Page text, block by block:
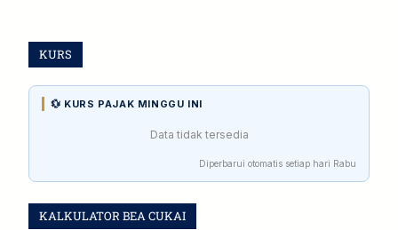
KURS
💱 KURS PAJAK MINGGU INI
Data tidak tersedia
Diperbarui otomatis setiap hari Rabu
KALKULATOR BEA CUKAI